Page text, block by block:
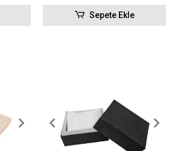
Sepete Ekle